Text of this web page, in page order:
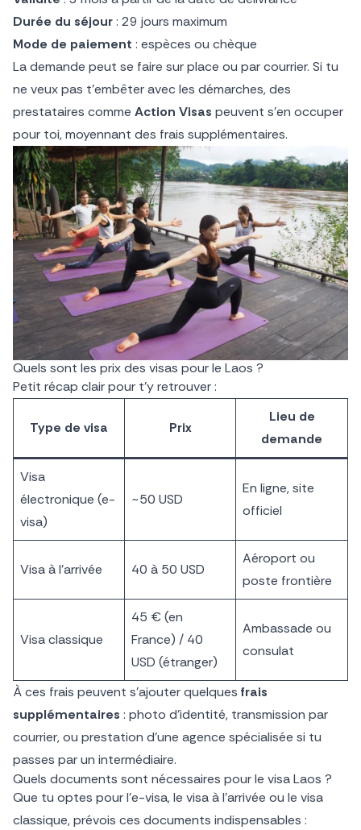
Durée du séjour: 29 jours maximum
Mode de paiement : espèces ou chèque
La demande peut se faire sur place ou par courrier. Si tu
ne veux pas t’embêter avec les démarches, des
prestataires comme Action Visas peuvent s’en occuper
pour toi, moyennant des frais supplémentaires.
Quels sont les prix des visas pour le Laos ?
Petit récap clair pour t’y retrouver :
Type de visa Prix
Lieu de
demande
Visa
électronique (e-
visa)
~50 USD
En ligne, site
officiel
Visa à l’arrivée 40 à 50 USD
Aéroport ou
poste frontière
Visa classique
45 € (en
France) / 40
USD (étranger)
Ambassade ou
consulat
À ces frais peuvent s’ajouter quelques frais
supplémentaires : photo d’identité, transmission par
courrier, ou prestation d’une agence spécialisée si tu
passes par un intermédiaire.
Quels documents sont nécessaires pour le visa Laos ?
Que tu optes pour l’e-visa, le visa à l’arrivée ou le visa
classique, prévois ces documents indispensables :